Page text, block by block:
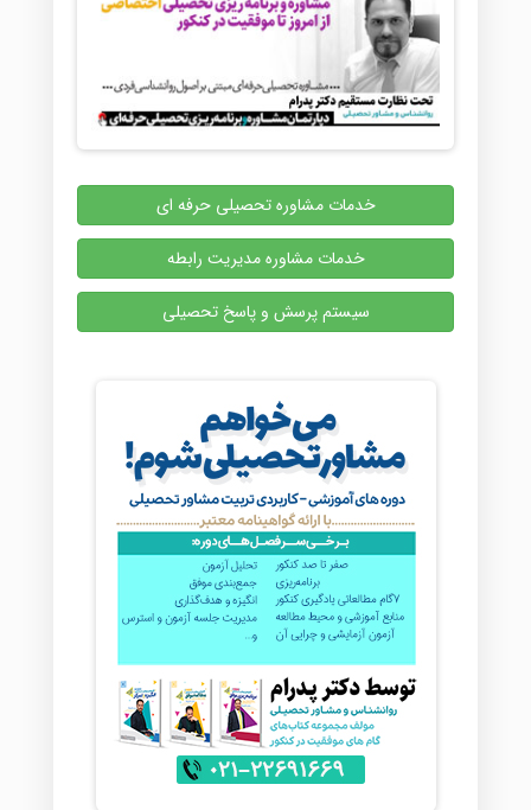
خدمات مشاوره تحصیلی حرفه ای
خدمات مشاوره مدیریت رابطه
سیستم پرسش و پاسخ تحصیلی